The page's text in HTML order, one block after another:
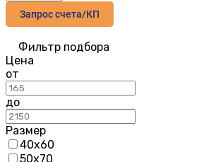
Запрос счета/КП
Фильтр подбора
Цена
от
до
Размер
40х60
50х70